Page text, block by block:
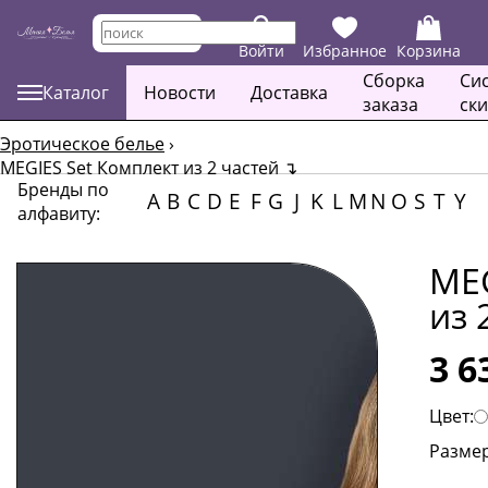
Войти Избранное Корзина
Каталог Новости Доставка
Сборка
заказа
Эротическое белье›
MEGIES Set Комплект из 2 частей↴
Бренды по
алфавиту:
A B C D E F G J K L MN O S T Y
из
3
Цвет: